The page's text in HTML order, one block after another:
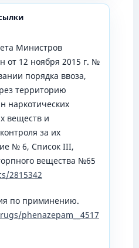
Министров
от 12 ноября 2015 г. №
порядка ввоза,
территорию
наркотических
веществ и
за их
№ 6, Список III,
вещества №65
2815342
по приминению.
phenazepam__4517